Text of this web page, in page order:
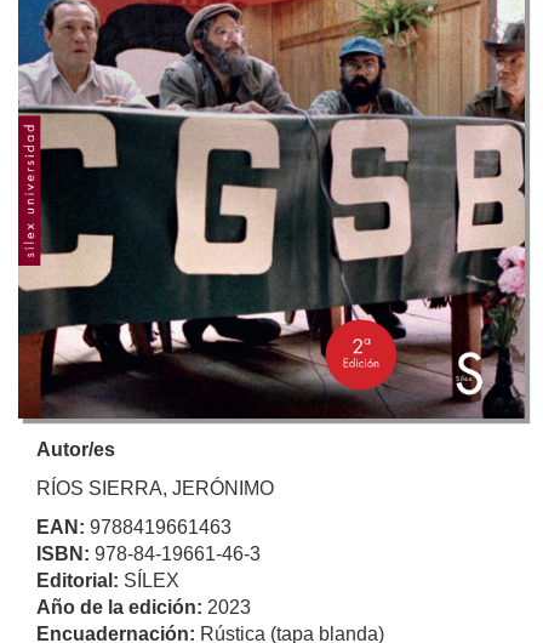
Autor/es
RÍOS SIERRA, JERÓNIMO
EAN: 9788419661463
ISBN: 978-84-19661-46-3
Editorial: SÍLEX
Año de la edición: 2023
Encuadernación: Rústica (tapa blanda)